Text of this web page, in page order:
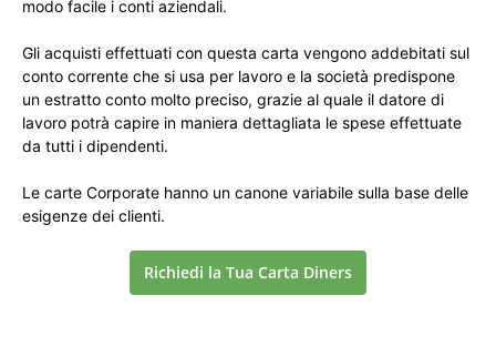
modo facile i conti aziendali.
Gli acquisti effettuati con questa carta vengono addebitati sul
conto corrente che si usa per lavoro e la società predispone
un estratto conto molto preciso, grazie al quale il datore di
lavoro potrà capire in maniera dettagliata le spese effettuate
da tutti i dipendenti.
Le carte Corporate hanno un canone variabile sulla base delle
esigenze dei clienti.
Richiedi la Tua Carta Diners